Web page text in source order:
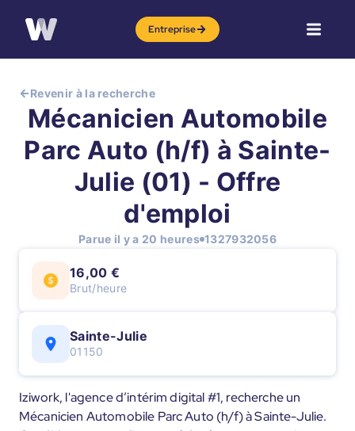
Entreprise
Revenir à la recherche
Mécanicien Automobile
Parc Auto (h/f) à Sainte-
Julie (01) - Offre
d'emploi
Parue il y a 20 heures 1327932056
16,00 €
Brut/heure
Sainte-Julie
01150
Iziwork, l'agence d’intérim digital #1, recherche un
Mécanicien Automobile Parc Auto (h/f) à Sainte-Julie.